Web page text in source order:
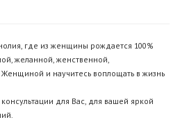
где из женщины рождается 100%
желанной, женственной,
и научитесь воплощать в жизнь
для Вас, для вашей яркой